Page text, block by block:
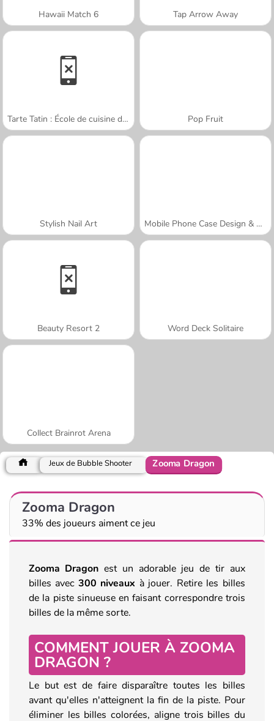
Hawaii Match 6 Tap Arrow Away
Tarte Tatin : École de cuisine de Sara Pop Fruit
Stylish Nail Art Mobile Phone Case Design & DIY
Beauty Resort 2 Word Deck Solitaire
Collect Brainrot Arena
Jeux de Bubble Shooter Zooma Dragon
Zooma Dragon
33% des joueurs aiment ce jeu
Zooma Dragon est un adorable jeu de tir aux
billes avec 300 niveaux à jouer. Retire les billes
de la piste sinueuse en faisant correspondre trois
billes de la même sorte.
COMMENT JOUER À ZOOMA
DRAGON ?
Le but est de faire disparaître toutes les billes
avant qu'elles n'atteignent la fin de la piste. Pour
éliminer les billes colorées, aligne trois billes du